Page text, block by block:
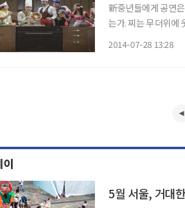
新중년들에게 공연
는가. 찌는 무더위에
2014-07-28 13:28
이